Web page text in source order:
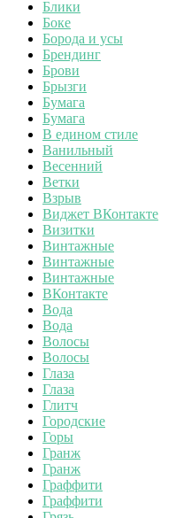
Блики
Боке
Борода и усы
Брендинг
Брови
Брызги
Бумага
Бумага
В едином стиле
Ванильный
Весенний
Ветки
Взрыв
Виджет ВКонтакте
Визитки
Винтажные
Винтажные
Винтажные
ВКонтакте
Вода
Вода
Волосы
Волосы
Глаза
Глаза
Глитч
Городские
Горы
Гранж
Гранж
Граффити
Граффити